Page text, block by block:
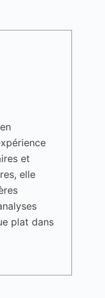
et
elle
plat dans